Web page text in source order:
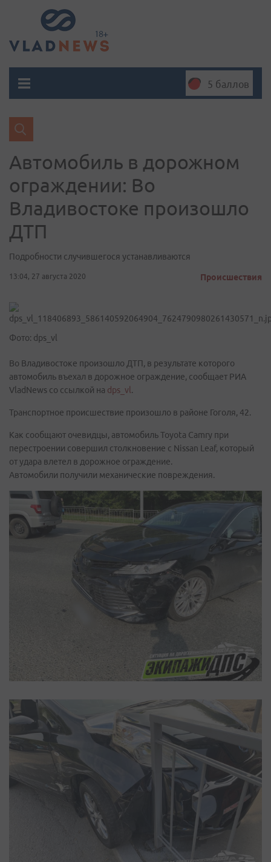
5 баллов
Автомобиль в дорожном
ограждении: Во
Владивостоке произошло
ДТП
Подробности случившегося устанавливаются
13:04, 27 августа 2020 Происшествия
Фото: dps_vl
Во Владивостоке произошло ДТП, в результате которого
автомобиль въехал в дорожное ограждение, сообщает РИА
VladNews со ссылкой на dps_vl .
Транспортное происшествие произошло в районе Гоголя, 42.
Как сообщают очевидцы, автомобиль Toyota Camry при
перестроении совершил столкновение с Nissan Leaf, который
от удара влетел в дорожное ограждение.
Автомобили получили механические повреждения.